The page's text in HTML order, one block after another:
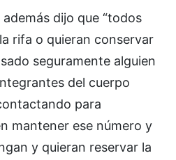
dijo que “todos
rifa o quieran conservar
seguramente alguien
del cuerpo
para
mantener ese número y
y quieran reservar la